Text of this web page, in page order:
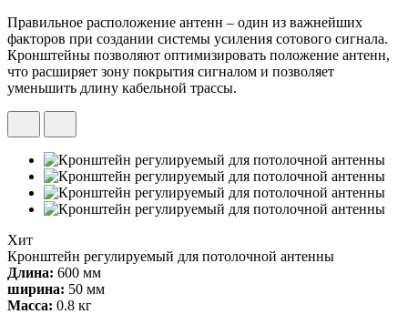
Правильное расположение антенн – один из важнейших
факторов при создании системы усиления сотового сигнала.
Кронштейны позволяют оптимизировать положение антенн,
что расширяет зону покрытия сигналом и позволяет
уменьшить длину кабельной трассы.
Хит
Кронштейн регулируемый для потолочной антенны
Длина: 600 мм
ширина: 50 мм
Масса: 0.8 кг